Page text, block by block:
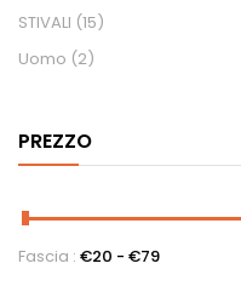
STIVALI (15)
Uomo (2)
PREZZO
Fascia : €20 - €79